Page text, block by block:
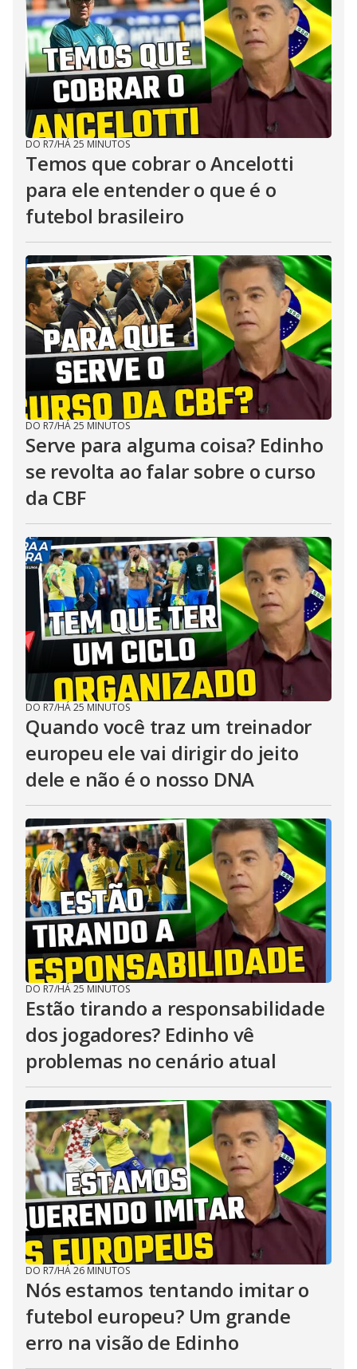
DO R7/HÁ 25 MINUTOS
Temos que cobrar o Ancelotti
para ele entender o que é o
futebol brasileiro
DO R7/HÁ 25 MINUTOS
Serve para alguma coisa? Edinho
se revolta ao falar sobre o curso
da CBF
DO R7/HÁ 25 MINUTOS
Quando você traz um treinador
europeu ele vai dirigir do jeito
dele e não é o nosso DNA
DO R7/HÁ 25 MINUTOS
Estão tirando a responsabilidade
dos jogadores? Edinho vê
problemas no cenário atual
DO R7/HÁ 26 MINUTOS
Nós estamos tentando imitar o
futebol europeu? Um grande
erro na visão de Edinho